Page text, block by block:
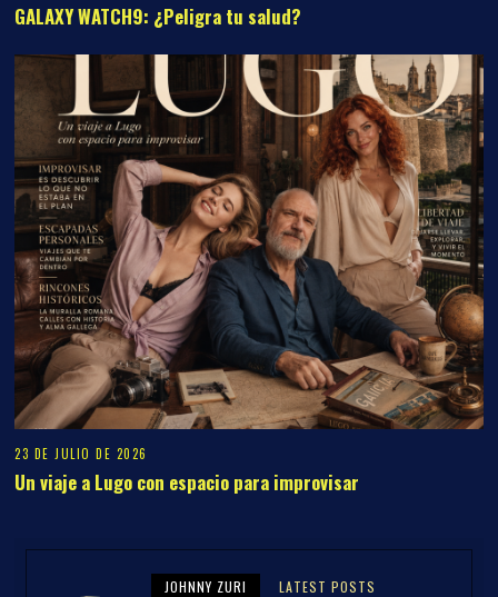
GALAXY WATCH9: ¿Peligra tu salud?
23 DE JULIO DE 2026
Un viaje a Lugo con espacio para improvisar
JOHNNY ZURI LATEST POSTS